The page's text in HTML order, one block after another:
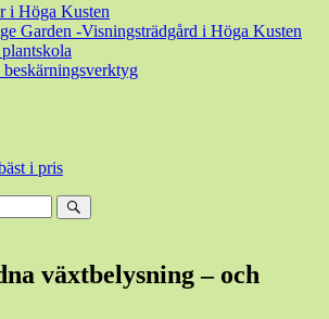
i Höga Kusten
Garden -Visningsträdgård i Höga Kusten
beskärningsverktyg
i pris
Sök
växtbelysning – och